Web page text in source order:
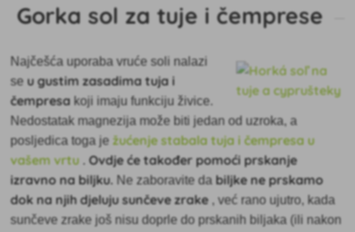
Gorka sol za tuje i čemprese
Najčešća uporaba vruće soli nalazi
se u gustim zasadima tuja i
čempresa koji imaju funkciju živice.
Nedostatak magnezija može biti jedan od uzroka, a
posljedica toga ježućenje stabala tuja i čempresa u
vašem vrtu .Ovdje će također pomoći prskanje
izravno na biljku. Ne zaboravite da biljke ne prskamo
dok na njih djeluju sunčeve zrake, već rano ujutro, kada
sunčeve zrake još nisu doprle do prskanih biljaka (ili nakon